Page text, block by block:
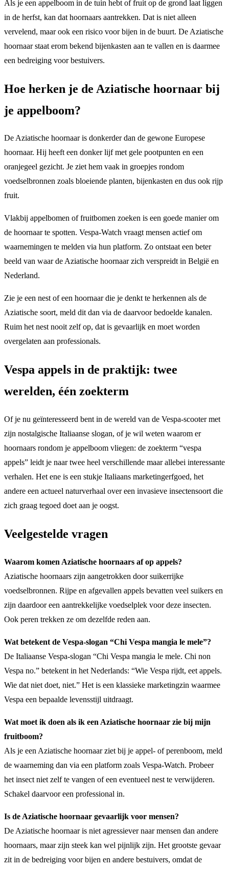
Als je een appelboom in de tuin hebt of fruit op de grond laat liggen
in de herfst, kan dat hoornaars aantrekken. Dat is niet alleen
vervelend, maar ook een risico voor bijen in de buurt. De Aziatische
hoornaar staat erom bekend bijenkasten aan te vallen en is daarmee
een bedreiging voor bestuivers.
Hoe herken je de Aziatische hoornaar bij
je appelboom?
De Aziatische hoornaar is donkerder dan de gewone Europese
hoornaar. Hij heeft een donker lijf met gele pootpunten en een
oranjegeel gezicht. Je ziet hem vaak in groepjes rondom
voedselbronnen zoals bloeiende planten, bijenkasten en dus ook rijp
fruit.
Vlakbij appelbomen of fruitbomen zoeken is een goede manier om
de hoornaar te spotten. Vespa-Watch vraagt mensen actief om
waarnemingen te melden via hun platform. Zo ontstaat een beter
beeld van waar de Aziatische hoornaar zich verspreidt in België en
Nederland.
Zie je een nest of een hoornaar die je denkt te herkennen als de
Aziatische soort, meld dit dan via de daarvoor bedoelde kanalen.
Ruim het nest nooit zelf op, dat is gevaarlijk en moet worden
overgelaten aan professionals.
Vespa appels in de praktijk: twee
werelden, één zoekterm
Of je nu geïnteresseerd bent in de wereld van de Vespa-scooter met
zijn nostalgische Italiaanse slogan, of je wil weten waarom er
hoornaars rondom je appelboom vliegen: de zoekterm “vespa
appels” leidt je naar twee heel verschillende maar allebei interessante
verhalen. Het ene is een stukje Italiaans marketingerfgoed, het
andere een actueel naturverhaal over een invasieve insectensoort die
zich graag tegoed doet aan je oogst.
Veelgestelde vragen
Waarom komen Aziatische hoornaars af op appels?
Aziatische hoornaars zijn aangetrokken door suikerrijke
voedselbronnen. Rijpe en afgevallen appels bevatten veel suikers en
zijn daardoor een aantrekkelijke voedselplek voor deze insecten.
Ook peren trekken ze om dezelfde reden aan.
Wat betekent de Vespa-slogan “Chi Vespa mangia le mele”?
De Italiaanse Vespa-slogan “Chi Vespa mangia le mele. Chi non
Vespa no.” betekent in het Nederlands: “Wie Vespa rijdt, eet appels.
Wie dat niet doet, niet.” Het is een klassieke marketingzin waarmee
Vespa een bepaalde levensstijl uitdraagt.
Wat moet ik doen als ik een Aziatische hoornaar zie bij mijn
fruitboom?
Als je een Aziatische hoornaar ziet bij je appel- of perenboom, meld
de waarneming dan via een platform zoals Vespa-Watch. Probeer
het insect niet zelf te vangen of een eventueel nest te verwijderen.
Schakel daarvoor een professional in.
Is de Aziatische hoornaar gevaarlijk voor mensen?
De Aziatische hoornaar is niet agressiever naar mensen dan andere
hoornaars, maar zijn steek kan wel pijnlijk zijn. Het grootste gevaar
zit in de bedreiging voor bijen en andere bestuivers, omdat de